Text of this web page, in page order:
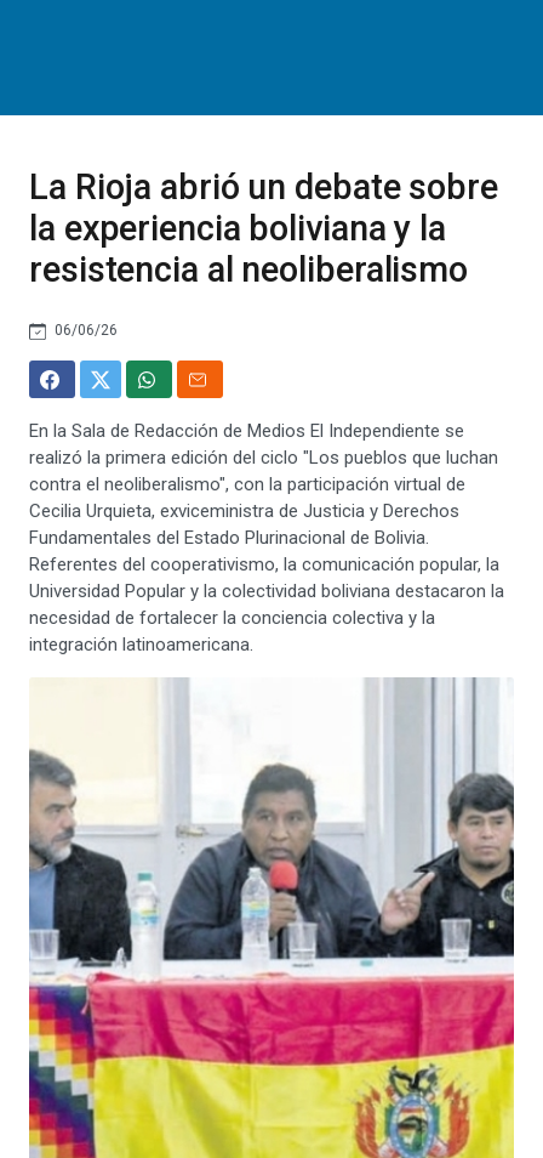
La Rioja abrió un debate sobre
la experiencia boliviana y la
resistencia al neoliberalismo
06/06/26
En la Sala de Redacción de Medios El Independiente se
realizó la primera edición del ciclo "Los pueblos que luchan
contra el neoliberalismo", con la participación virtual de
Cecilia Urquieta, exviceministra de Justicia y Derechos
Fundamentales del Estado Plurinacional de Bolivia.
Referentes del cooperativismo, la comunicación popular, la
Universidad Popular y la colectividad boliviana destacaron la
necesidad de fortalecer la conciencia colectiva y la
integración latinoamericana.